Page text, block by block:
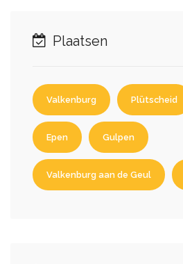
Plaatsen
Valkenburg Plütscheid
Epen Gulpen
Valkenburg aan de Geul